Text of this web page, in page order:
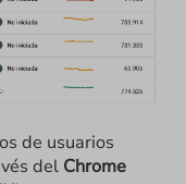
de usuarios
del Chrome